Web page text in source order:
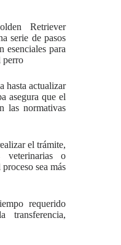
Retriever
serie de pasos
esenciales para
perro
hasta actualizar
asegura que el
las normativas
el trámite,
veterinarias o
sea más
requerido
transferencia,